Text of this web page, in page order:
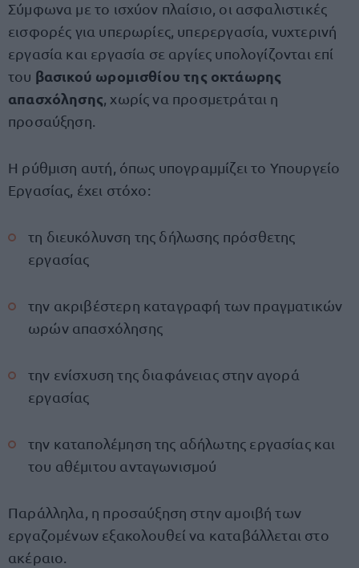
Σύμφωνα με το ισχύον πλαίσιο, οι ασφαλιστικές
εισφορές για υπερωρίες, υπερεργασία, νυχτερινή
εργασία και εργασία σε αργίες υπολογίζονται επί
του βασικού ωρομισθίου της οκτάωρης
απασχόλησης , χωρίς να προσμετράται η
προσαύξηση.
Η ρύθμιση αυτή, όπως υπογραμμίζει το Υπουργείο
Εργασίας, έχει στόχο:
τη διευκόλυνση της δήλωσης πρόσθετης
εργασίας
την ακριβέστερη καταγραφή των πραγματικών
ωρών απασχόλησης
την ενίσχυση της διαφάνειας στην αγορά
εργασίας
την καταπολέμηση της αδήλωτης εργασίας και
του αθέμιτου ανταγωνισμού
Παράλληλα, η προσαύξηση στην αμοιβή των
εργαζομένων εξακολουθεί να καταβάλλεται στο
ακέραιο.